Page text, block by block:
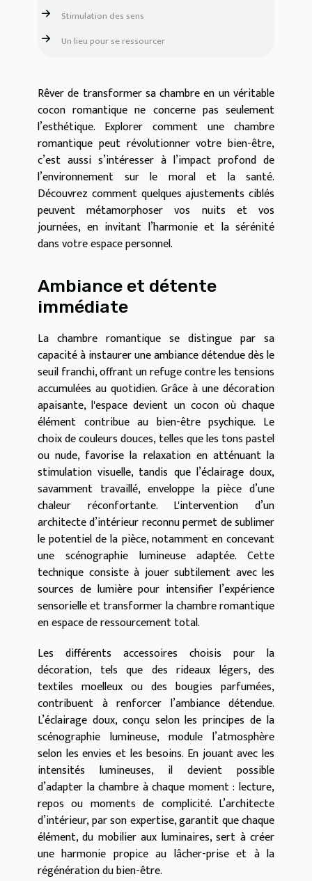
Stimulation des sens
Un lieu pour se ressourcer
Rêver de transformer sa chambre en un véritable
cocon romantique ne concerne pas seulement
l’esthétique. Explorer comment une chambre
romantique peut révolutionner votre bien-être,
c’est aussi s’intéresser à l’impact profond de
l’environnement sur le moral et la santé.
Découvrez comment quelques ajustements ciblés
peuvent métamorphoser vos nuits et vos
journées, en invitant l’harmonie et la sérénité
dans votre espace personnel.
Ambiance et détente
immédiate
La chambre romantique se distingue par sa
capacité à instaurer une ambiance détendue dès le
seuil franchi, offrant un refuge contre les tensions
accumulées au quotidien. Grâce à une décoration
apaisante, l'espace devient un cocon où chaque
élément contribue au bien-être psychique. Le
choix de couleurs douces, telles que les tons pastel
ou nude, favorise la relaxation en atténuant la
stimulation visuelle, tandis que l’éclairage doux,
savamment travaillé, enveloppe la pièce d’une
chaleur réconfortante. L'intervention d’un
architecte d’intérieur reconnu permet de sublimer
le potentiel de la pièce, notamment en concevant
une scénographie lumineuse adaptée. Cette
technique consiste à jouer subtilement avec les
sources de lumière pour intensifier l’expérience
sensorielle et transformer la chambre romantique
en espace de ressourcement total.
Les différents accessoires choisis pour la
décoration, tels que des rideaux légers, des
textiles moelleux ou des bougies parfumées,
contribuent à renforcer l’ambiance détendue.
L’éclairage doux, conçu selon les principes de la
scénographie lumineuse, module l’atmosphère
selon les envies et les besoins. En jouant avec les
intensités lumineuses, il devient possible
d’adapter la chambre à chaque moment : lecture,
repos ou moments de complicité. L’architecte
d’intérieur, par son expertise, garantit que chaque
élément, du mobilier aux luminaires, sert à créer
une harmonie propice au lâcher-prise et à la
régénération du bien-être.